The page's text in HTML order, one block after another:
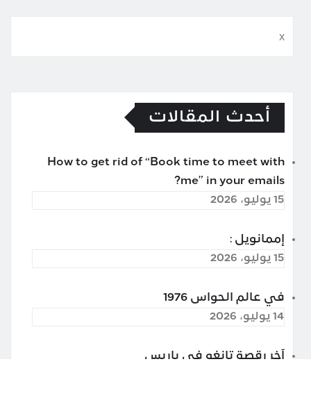
x
أحدث المقالات
How to get rid of “Book time to meet with
me” in your emails?
15 يوليو، 2026
إممانويل :
15 يوليو، 2026
في عالم الحواس 1976
14 يوليو، 2026
آخر رقصة تانغو في باريس